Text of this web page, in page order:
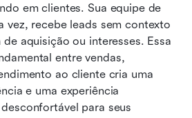
em clientes. Sua equipe de
vez, recebe leads sem contexto
aquisição ou interesses. Essa
entre vendas,
ao cliente cria uma
e uma experiência
para seus